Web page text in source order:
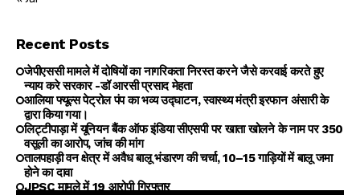
Recent Posts
जेपीएससी मामले में दोषियों का नागरिकता निरस्त करने जैसे करवाई करते हुए
न्याय करे सरकार -डॉ आरसी प्रसाद मेहता
आलिया फ्यूल्स पेट्रोल पंप का भव्य उद्घाटन, स्वास्थ्य मंत्री इरफान अंसारी के
द्वारा किया गया।
लिट्टीपाड़ा में यूनियन बैंक ऑफ इंडिया सीएसपी पर खाता खोलने के नाम पर ₹350
वसूली का आरोप, जांच की मांग
तालपहाड़ी वन क्षेत्र में अवैध बालू भंडारण की चर्चा, 10–15 गाड़ियों में बालू जमा
होने का दावा
JPSC मामले में 19 आरोपी गिरफ्तार